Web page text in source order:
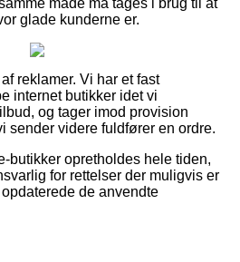
glade kunderne er.
reklamer. Vi har et fast
internet butikker idet vi
og tager imod provision
sender videre fuldfører en ordre.
butikker opretholdes hele tiden,
for rettelser der muligvis er
de anvendte